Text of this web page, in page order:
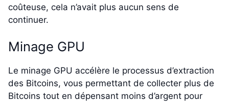
coûteuse, cela n’avait plus aucun sens de
continuer.
Minage GPU
Le minage GPU accélère le processus d’extraction
des Bitcoins, vous permettant de collecter plus de
Bitcoins tout en dépensant moins d’argent pour